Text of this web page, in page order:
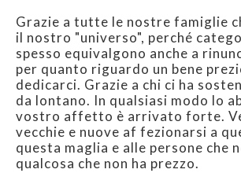
Grazie a tutte le nostre famiglie
il nostro "universo", perché
spesso equivalgono anche a
per quanto riguardo un bene
dedicarci. Grazie a chi ci ha
da lontano. In qualsiasi modo lo
vostro affetto è arrivato forte.
vecchie e nuove af fezionarsi a
questa maglia e alle persone che
qualcosa che non ha prezzo.